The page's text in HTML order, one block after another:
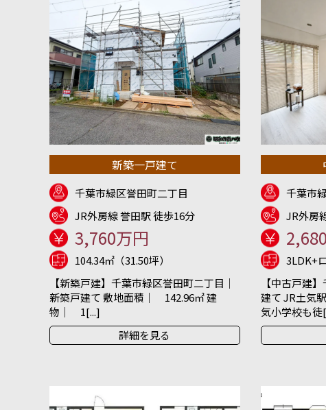
新築一戸建て
千葉市緑区誉田町二丁目
JR外房線 誉田駅 徒歩16分
3,760万円
104.34㎡（31.50坪）
【新築戸建】千葉市緑区誉田町二丁目｜
新築戸建て 敷地面積｜ 142.96㎡ 建
物｜ 1[...]
詳細を見る
千葉市
JR外房
3LDK+
【中古戸建
建て JR土気
気小学校も徒